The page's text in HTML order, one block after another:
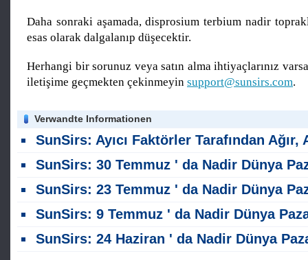
Daha sonraki aşamada, disprosium terbium nadir
esas olarak dalgalanıp düşecektir.
Herhangi bir sorunuz veya satın alma ihtiyaçlarınız
iletişime geçmekten çekinmeyin support@sunsirs.com.
Verwandte Informationen
SunSirs: Ayıcı Faktörler Tarafından Ağır, Ağır Nadir Toprak Piyasası Aşağı
SunSirs: 30 Temmuz ' da Nadir Dünya Pazar
SunSirs: 23 Temmuz ' da Nadir Dünya Pazar
SunSirs: 9 Temmuz ' da Nadir Dünya Pazar
SunSirs: 24 Haziran ' da Nadir Dünya Pazar